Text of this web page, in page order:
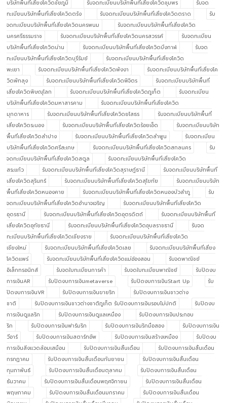
บริษัทพื้นที่เสี่ยงโควิดชัยภูมิ รับจดทะเบียนบริษัทพื้นที่เสี่ยงโควิดชุมพร
รับจด
ทะเบียนบริษัทพื้นที่เสี่ยงโควิดตรัง
รับจดทะเบียนบริษัทพื้นที่เสี่ยงโควิดตราด
รับ
จดทะเบียนบริษัทพื้นที่เสี่ยงโควิดนครพนม
รับจดทะเบียนบริษัทพื้นที่เสี่ยงโควิด
นครศรีธรรมราช
รับจดทะเบียนบริษัทพื้นที่เสี่ยงโควิดนครสวรรค์
รับจดทะเบียน
บริษัทพื้นที่เสี่ยงโควิดน่าน
รับจดทะเบียนบริษัทพื้นที่เสี่ยงโควิดบึงกาฬ
รับจด
ทะเบียนบริษัทพื้นที่เสี่ยงโควิดบุรีรัมย์
รับจดทะเบียนบริษัทพื้นที่เสี่ยงโควิด
พะเยา
รับจดทะเบียนบริษัทพื้นที่เสี่ยงโควิดพังงา
รับจดทะเบียนบริษัทพื้นที่เสี่ยงโค
วิดพัทลุง
รับจดทะเบียนบริษัทพื้นที่เสี่ยงโควิดพิจิตร
รับจดทะเบียนบริษัทพื้นที่
เสี่ยงโควิดพิษณุโลก
รับจดทะเบียนบริษัทพื้นที่เสี่ยงโควิดภูเก็ต
รับจดทะเบียน
บริษัทพื้นที่เสี่ยงโควิดมหาสารคาม
รับจดทะเบียนบริษัทพื้นที่เสี่ยงโควิด
มุกดาหาร
รับจดทะเบียนบริษัทพื้นที่เสี่ยงโควิดยโสธร
รับจดทะเบียนบริษัทพื้นที่
เสี่ยงโควิดระนอง
รับจดทะเบียนบริษัทพื้นที่เสี่ยงโควิดร้อยเอ็ด
รับจดทะเบียนบริษัท
พื้นที่เสี่ยงโควิดลำปาง
รับจดทะเบียนบริษัทพื้นที่เสี่ยงโควิดลำพูน
รับจดทะเบียน
บริษัทพื้นที่เสี่ยงโควิดศรีสะเกษ
รับจดทะเบียนบริษัทพื้นที่เสี่ยงโควิดสกลนคร
รับ
จดทะเบียนบริษัทพื้นที่เสี่ยงโควิดสตูล
รับจดทะเบียนบริษัทพื้นที่เสี่ยงโควิด
สระแก้ว
รับจดทะเบียนบริษัทพื้นที่เสี่ยงโควิดสุราษฎ์ธานี
รับจดทะเบียนบริษัทพื้นที่
เสี่ยงโควิดสุรินทร์
รับจดทะเบียนบริษัทพื้นที่เสี่ยงโควิดสุโขทัย
รับจดทะเบียนบริษัท
พื้นที่เสี่ยงโควิดหนองคาย
รับจดทะเบียนบริษัทพื้นที่เสี่ยงโควิดหนองบัวลำภู
รับ
จดทะเบียนบริษัทพื้นที่เสี่ยงโควิดอำนาจเจริญ
รับจดทะเบียนบริษัทพื้นที่เสี่ยงโควิด
อุดรธานี
รับจดทะเบียนบริษัทพื้นที่เสี่ยงโควิดอุตรดิตถ์
รับจดทะเบียนบริษัทพื้นที่
เสี่ยงโควิดอุทัยธานี
รับจดทะเบียนบริษัทพื้นที่เสี่ยงโควิดอุบลราชธานี
รับจด
ทะเบียนบริษัทพื้นที่เสี่ยงโควิดเชียงราย
รับจดทะเบียนบริษัทพื้นที่เสี่ยงโควิด
เชียงใหม่
รับจดทะเบียนบริษัทพื้นที่เสี่ยงโควิดเลย
รับจดทะเบียนบริษัทพื้นที่เสี่ยง
โควิดแพร่
รับจดทะเบียนบริษัทพื้นที่เสี่ยงโควิดแม่ฮ่องสอน
รับจดพาณิชย์
อิเล็กทรอนิกส์
รับจดใบทะเบียนการค้า รับจดใบทะเบียนพาณิชย์
รับปิดงบ
การเงินAR
รับปิดงบการเงินmetaverse รับปิดงบการเงินStart Up
รับ
ปิดงบการเงินVR
รับปิดงบการเงินขายริก
รับปิดงบการเงินชาวต่าง
ชาติ
รับปิดงบการเงินชาวต่างชาติภูเก็ต รับปิดงบการเงินรอบไม่ปกติ
รับปิดงบ
การเงินดูแลริก
รับปิดงบการเงินดูแลเหมือง
รับปิดงบการเงินประกอบ
ริก
รับปิดงบการเงินฟาร์มริก รับปิดงบการเงินริกมือสอง
รับปิดงบการเงิน
วีอาร์
รับปิดงบการเงินสตาร์ทอัพ รับปิดงบการเงินสร้างเหมือง
รับปิดงบ
การเงินสิ่งแวดล้อมเสมือน
รับปิดงบการเงินสิ้นเดือน
รับปิดงบการเงินสิ้นเดือน
กรกฏาคม
รับปิดงบการเงินสิ้นเดือนกันยายน
รับปิดงบการเงินสิ้นเดือน
กุมภาพันธ์
รับปิดงบการเงินสิ้นเดือนตุลาคม
รับปิดงบการเงินสิ้นเดือน
ธันวาคม
รับปิดงบการเงินสิ้นเดือนพฤศจิกายน
รับปิดงบการเงินสิ้นเดือน
พฤษภาคม
รับปิดงบการเงินสิ้นเดือนมกราคม
รับปิดงบการเงินสิ้นเดือน